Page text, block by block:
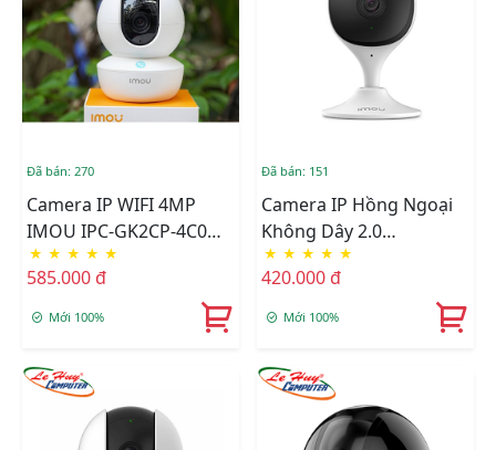
Đã bán: 270
Camera IP WIFI 4MP
IMOU IPC-GK2CP-4C0W
Gọi Điện Qua APP Thông
Minh
★ ★ ★ ★ ★
585.000 đ
Mới 100%
Đã bán: 151
Camera IP Hồng Ngoại
Không Dây 2.0
Megapixel Imou IPC-
C22CP-D
★ ★ ★ ★ ★
420.000 đ
Mới 100%